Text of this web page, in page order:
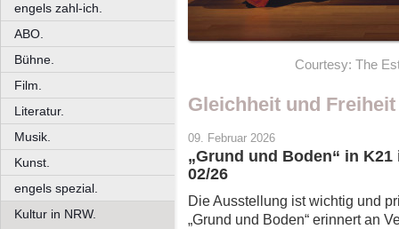
engels zahl-ich.
ABO.
Bühne.
Film.
Literatur.
Musik.
Kunst.
engels spezial.
Kultur in NRW.
Courtesy: The
Gleichheit und Freiheit
09. Februar 2026
„Grund und Boden“ in
02/26
Die Ausstellung ist wichtig und
„Grund und Boden“ erinnert an